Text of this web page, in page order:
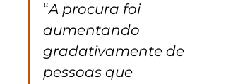
“A procura foi
aumentando
gradativamente de
pessoas que